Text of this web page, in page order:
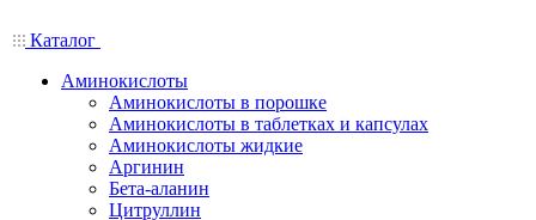
Каталог
Аминокислоты
Аминокислоты в порошке
Аминокислоты в таблетках и капсулах
Аминокислоты жидкие
Аргинин
Бета-аланин
Цитруллин